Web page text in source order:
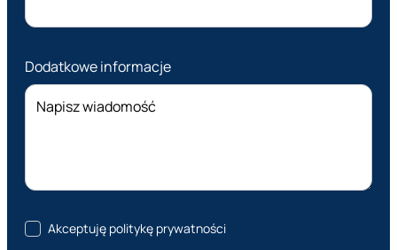
Dodatkowe informacje
Akceptuję politykę prywatności